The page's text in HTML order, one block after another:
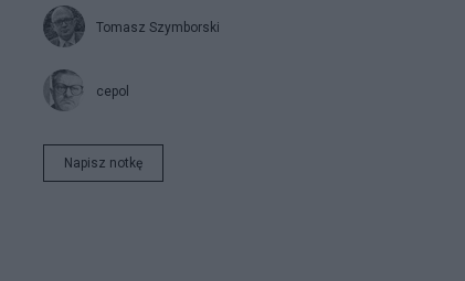
Tomasz Szymborski
cepol
Napisz notkę